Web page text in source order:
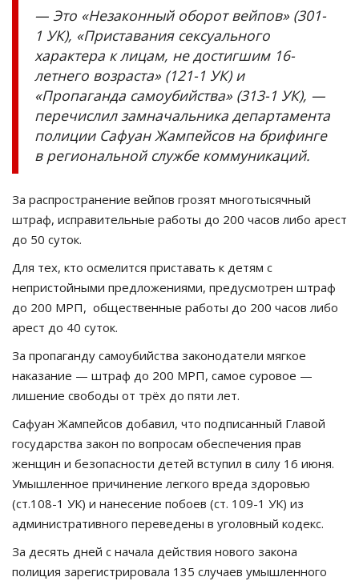
— Это «Незаконный оборот вейпов» (301-
1 УК), «Приставания сексуального
характера к лицам, не достигшим 16-
летнего возраста» (121-1 УК) и
«Пропаганда самоубийства» (313-1 УК), —
перечислил замначальника департамента
полиции Сафуан Жампейсов на брифинге
в региональной службе коммуникаций.
За распространение вейпов грозят многотысячный
штраф, исправительные работы до 200 часов либо арест
до 50 суток.
Для тех, кто осмелится приставать к детям с
непристойными предложениями, предусмотрен штраф
до 200 МРП, общественные работы до 200 часов либо
арест до 40 суток.
За пропаганду самоубийства законодатели мягкое
наказание — штраф до 200 МРП, самое суровое —
лишение свободы от трёх до пяти лет.
Сафуан Жампейсов добавил, что подписанный Главой
государства закон по вопросам обеспечения прав
женщин и безопасности детей вступил в силу 16 июня.
Умышленное причинение легкого вреда здоровью
(ст.108-1 УК) и нанесение побоев (ст. 109-1 УК) из
административного переведены в уголовный кодекс.
За десять дней с начала действия нового закона
полиция зарегистрировала 135 случаев умышленного